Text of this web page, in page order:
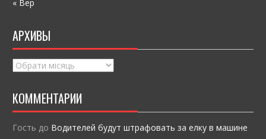
« Вер
АРХИВЫ
Архивы
КОММЕНТАРИИ
Гость до Водителей будут штрафовать за елку в машине